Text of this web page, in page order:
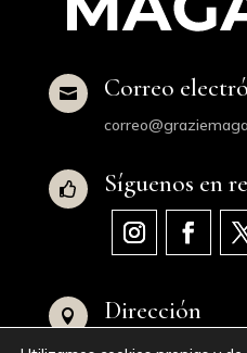
 Correo
 Síguenos en
 Dirección
Avenida de Juan